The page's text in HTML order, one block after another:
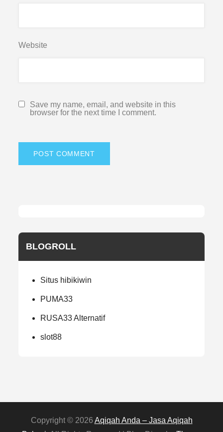
Website
Save my name, email, and website in this
browser for the next time I comment.
BLOGROLL
Situs hibikiwin
PUMA33
RUSA33 Alternatif
slot88
Copyright © 2026 Aqiqah Anda – Jasa Aqiqah